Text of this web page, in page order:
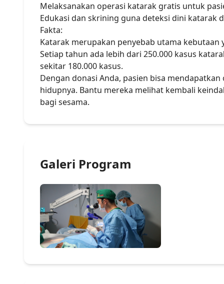
Melaksanakan operasi katarak gratis untuk
Edukasi dan skrining guna deteksi dini katarak
Fakta:
Katarak merupakan penyebab utama kebutaan
Setiap tahun ada lebih dari 250.000 kasus
sekitar 180.000 kasus.
Dengan donasi Anda, pasien bisa
hidupnya. Bantu mereka melihat kembali
bagi sesama.
Galeri Program